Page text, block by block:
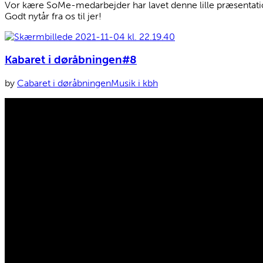
Vor kære SoMe-medarbejder har lavet denne lille
Godt nytår fra os til jer!
Kabaret i døråbningen#8
by Cabaret i døråbningenMusik i kbh